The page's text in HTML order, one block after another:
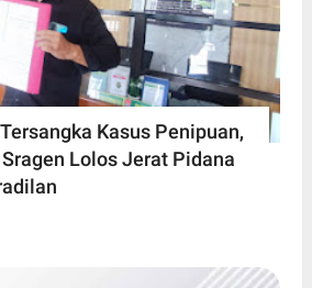
Kasus Penipuan,
Lolos Jerat Pidana